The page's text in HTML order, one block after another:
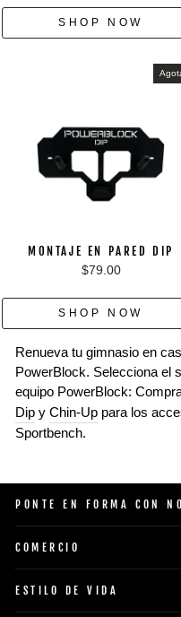
SHOP NOW
MONTAJE EN PARED DIP
$79.00
SHOP NOW
Renueva tu gimnasio en
PowerBlock. Selecciona el
equipo PowerBlock:
Dip y Chin-Up para los
Sportbench.
PONTE EN FORMA CON
COMERCIO
ESTILO DE VIDA